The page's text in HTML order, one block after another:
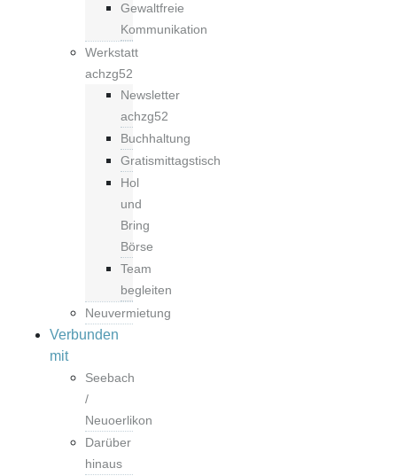
Gewaltfreie
Kommunikation
Werkstatt
achzg52
Newsletter
achzg52
Buchhaltung
Gratismittagstisch
Hol
und
Bring
Börse
Team
begleiten
Neuvermietung
Verbunden
mit
Seebach
/
Neuoerlikon
Darüber
hinaus